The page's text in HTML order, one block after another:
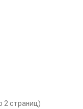
2 страниц)